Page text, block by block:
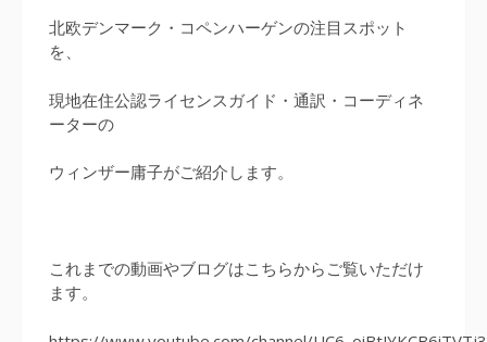
北欧デンマーク・コペンハーゲンの注目スポット
を、
現地在住公認ライセンスガイド・通訳・コーディネ
ーターの
ウィンザー庸子がご紹介します。
これまでの動画やブログはこちらからご覧いただけ
ます。